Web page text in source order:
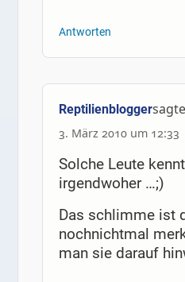
Antworten
Reptilienblogger
3. März 2010 um 12:33
Solche Leute
irgendwoher …;)
Das schlimme ist
nochnichtmal
man sie darauf